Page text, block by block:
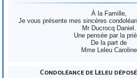
À la Famille,
Je vous présente mes sincères
Mr Ducrocq Daniel.
Une pensée par la
De la part de
Mme Leleu Caroline
Condoléance de Leleu